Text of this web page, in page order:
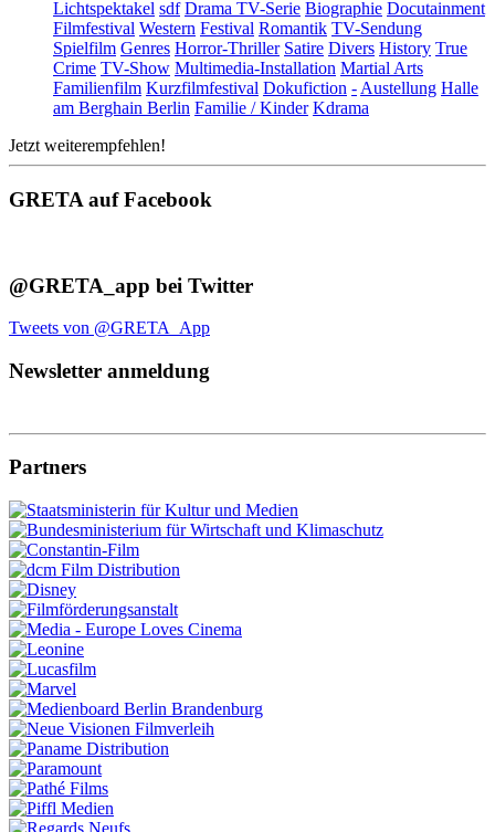
Lichtspektakel sdf Drama TV-Serie Biographie Docutainment
Filmfestival Western Festival Romantik TV-Sendung
Spielfilm Genres Horror-Thriller Satire Divers History True
Crime TV-Show Multimedia-Installation Martial Arts
Familienfilm Kurzfilmfestival Dokufiction -Austellung Halle
am Berghain Berlin Familie / Kinder Kdrama
Jetzt weiterempfehlen!
GRETA auf Facebook
@GRETA_app bei Twitter
Tweets von @GRETA_App
Newsletter anmeldung
Partners